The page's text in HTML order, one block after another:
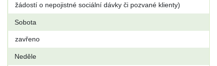
žádostí o nepojistné sociální dávky či pozvané klienty)
Sobota
zavřeno
Neděle